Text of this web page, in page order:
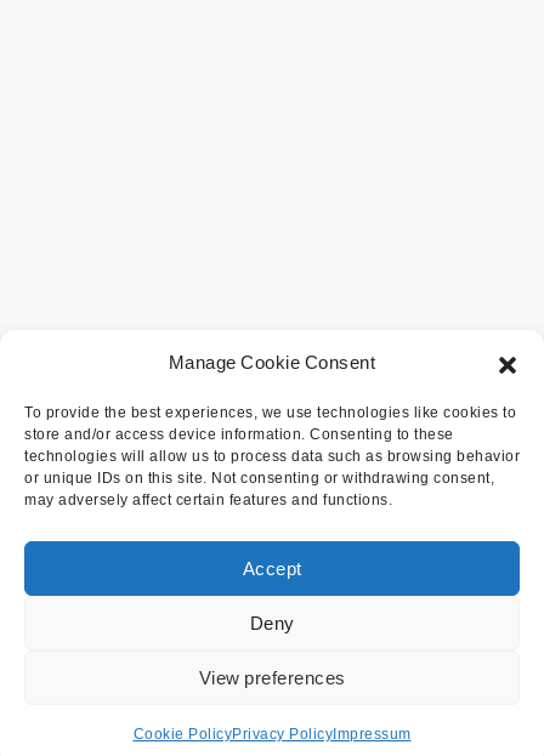
Manage Cookie Consent
To provide the best experiences, we use technologies like cookies to
store and/or access device information. Consenting to these
technologies will allow us to process data such as browsing behavior
or unique IDs on this site. Not consenting or withdrawing consent,
may adversely affect certain features and functions.
Accept
Deny
View preferences
Cookie PolicyPrivacy PolicyImpressum